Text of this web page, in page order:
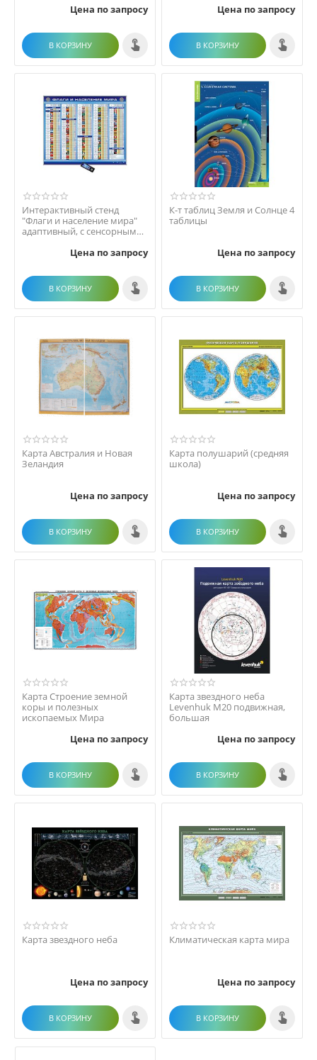
Цена по запросу
В КОРЗИНУ
Цена по запросу
В КОРЗИНУ
Интерактивный стенд
"Флаги и население мира"
адаптивный, с сенсорным
Цена по запросу
В КОРЗИНУ
К-т таблиц Земля и Солнце 4
таблицы
Цена по запросу
В КОРЗИНУ
Карта Австралия и Новая
Зеландия
Цена по запросу
В КОРЗИНУ
Карта полушарий (средняя
школа)
Цена по запросу
В КОРЗИНУ
Карта Строение земной
коры и полезных
ископаемых Мира
Цена по запросу
В КОРЗИНУ
Карта звездного неба
Levenhuk M20 подвижная,
большая
Цена по запросу
В КОРЗИНУ
Карта звездного неба
Цена по запросу
В КОРЗИНУ
Климатическая карта мира
Цена по запросу
В КОРЗИНУ